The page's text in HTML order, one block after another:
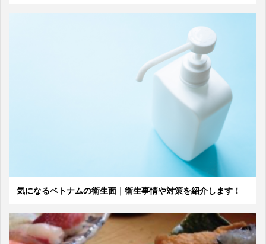
気になるベトナムの衛生面｜衛生事情や対策を紹介します！